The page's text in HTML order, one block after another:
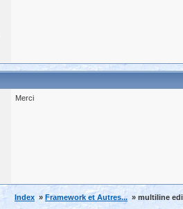
Merci
Index »Framework et Autres... » multiline